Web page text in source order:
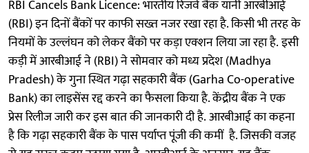
RBI Cancels Bank Licence: भारतीय रिजर्व बैंक यानी आरबीआई
(RBI) इन दिनों बैंकों पर काफी सख्त नजर रखा रहा है. किसी भी तरह के
नियमों के उल्लंघन को लेकर बैंको पर कड़ा एक्शन लिया जा रहा है. इसी
कड़ी में आरबीआई ने (RBI) ने सोमवार को मध्य प्रदेश (Madhya
Pradesh) के गुना स्थित गढ़ा सहकारी बैंक (Garha Co-operative
Bank) का लाइसेंस रद्द करने का फैसला किया है. केंद्रीय बैंक ने एक
प्रेस रिलीज जारी कर इस बात की जानकारी दी है. आरबीआई का कहना
है कि गढ़ा सहकारी बैंक के पास पर्याप्त पूंजी की कमीं है. जिसकी वजह